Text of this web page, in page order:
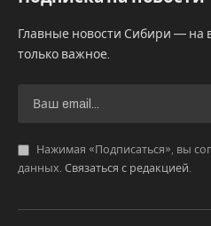
рублей, исходя из
банка РФ.
“Мужчина незаконно
рассыпное золото в
Янского района”, –